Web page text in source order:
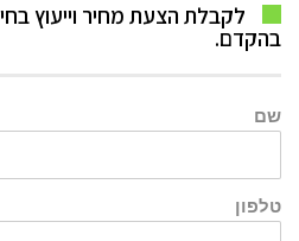
לקבלת הצעת מחיר וייעוץ
בהקדם.
שם
טלפון